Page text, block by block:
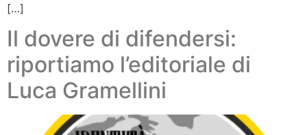
[…]
Il dovere di difendersi:
riportiamo l’editoriale di
Luca Gramellini